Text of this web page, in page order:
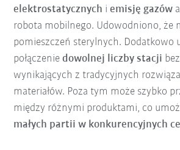
elektrostatycznych iemisję gazów
robota mobilnego. Udowodniono, że
pomieszczeń sterylnych. Dodatkowo
połączeniedowolnej liczby stacji
wynikających z tradycyjnych
materiałów. Poza tym może szybko
między różnymi produktami, co
małych partii w konkurencyjnych